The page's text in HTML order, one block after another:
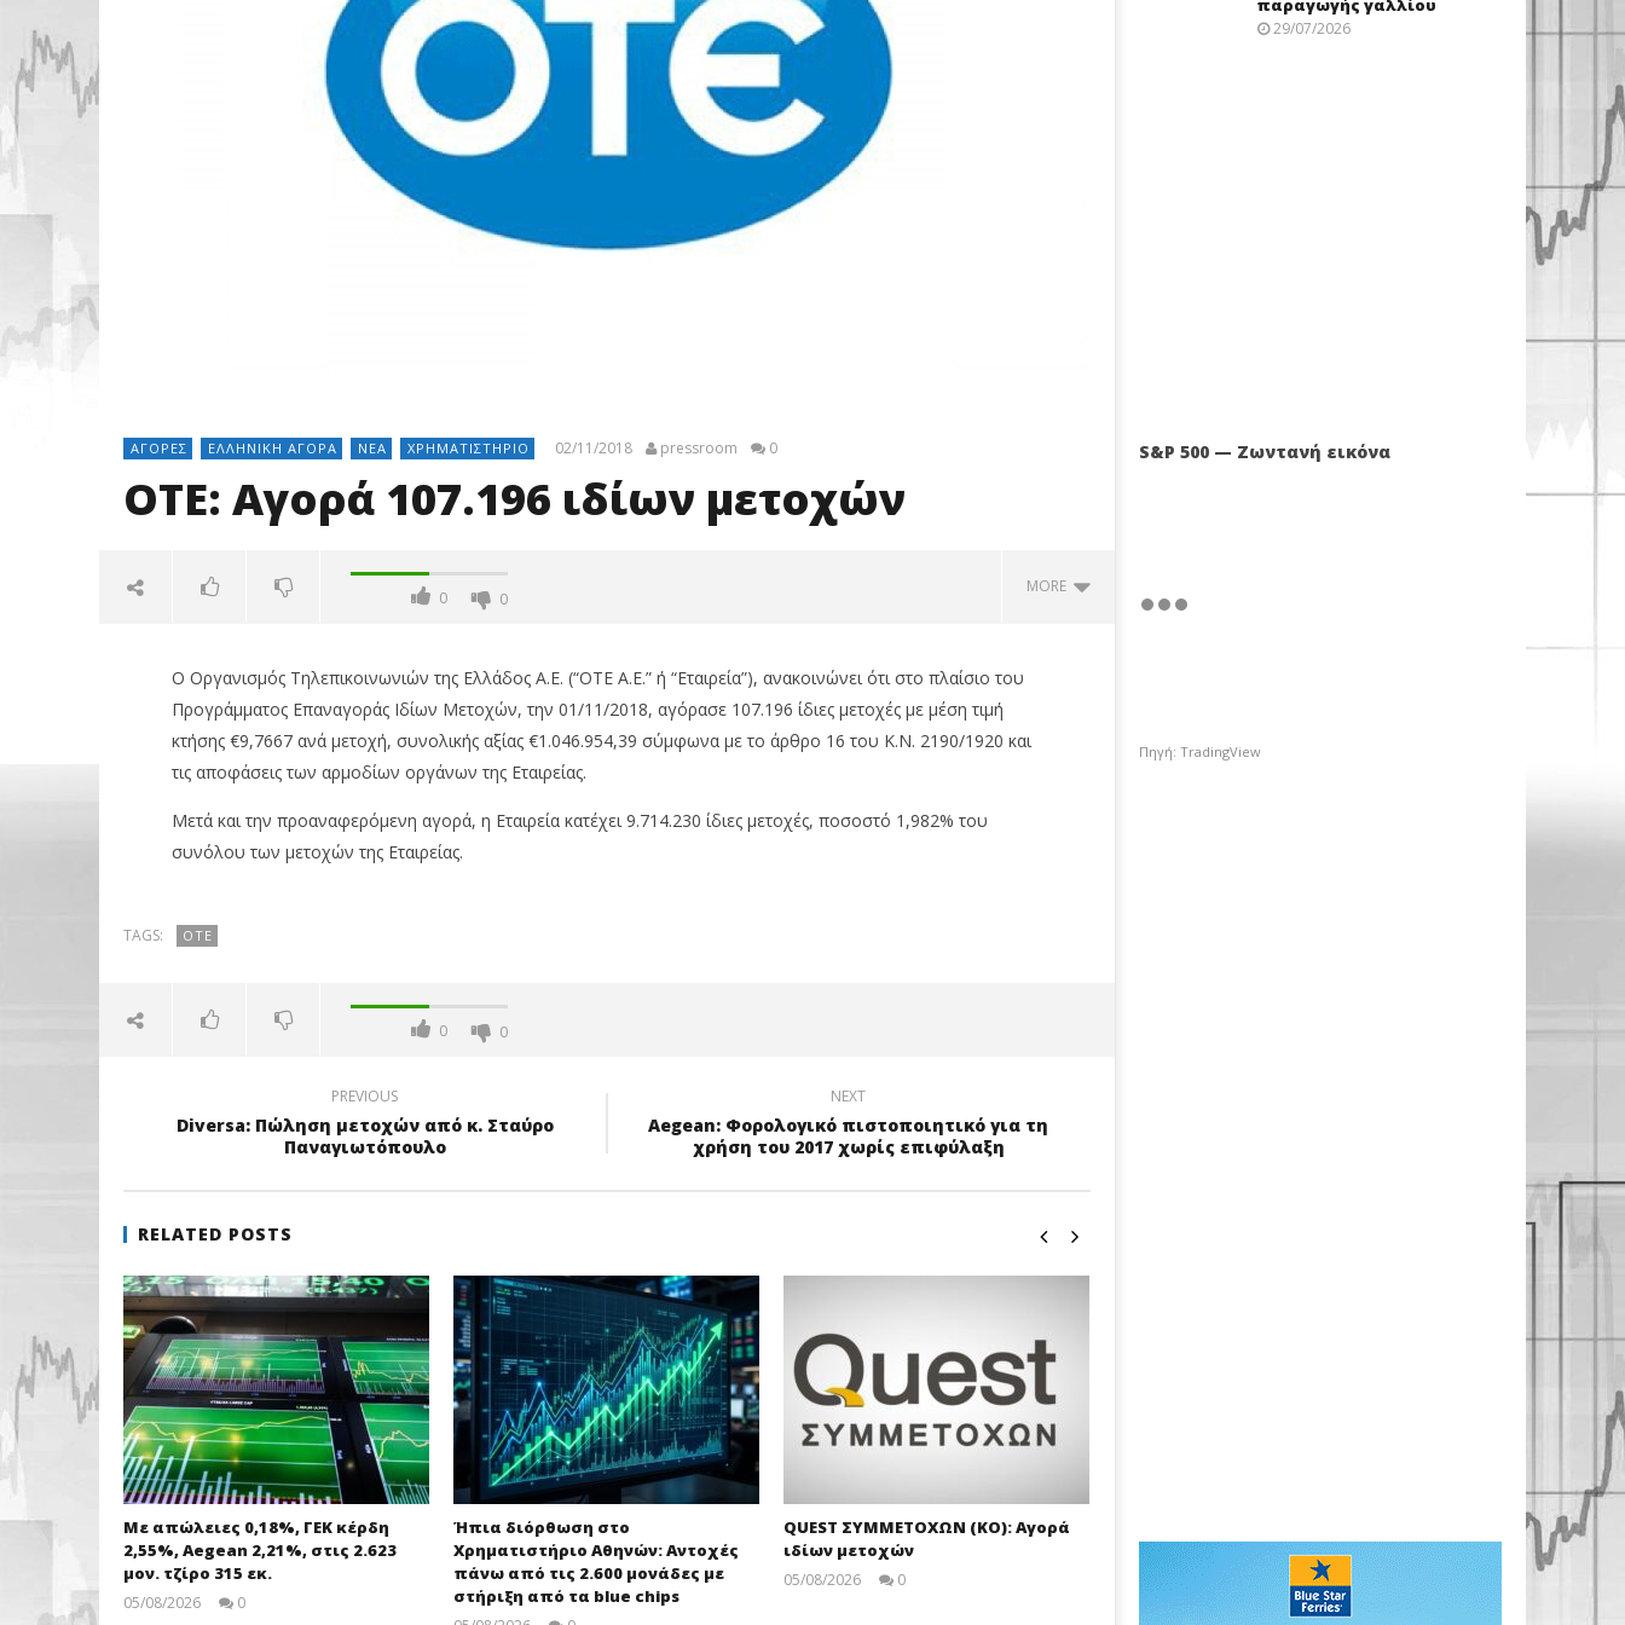
ΑΓΟΡΈΣ ΕΛΛΗΝΙΚΉ ΑΓΟΡΆ ΝΈΑ ΧΡΗΜΑΤΙΣΤΉΡΙΟ 02/11/2018 pressroom 0
ΟΤΕ: Αγορά 107.196 ιδίων μετοχών
0 0
MORE
NOW VIEWING
02/11/2018
O Οργανισμός Τηλεπικοινωνιών της Ελλάδος Α.Ε. (“ΟΤΕ Α.Ε.” ή “Εταιρεία”), ανακοινώνει ότι στο πλαίσιο του
Προγράμματος Επαναγοράς Ιδίων Μετοχών, την 01/11/2018, αγόρασε 107.196 ίδιες μετοχές με μέση τιμή
κτήσης €9,7667 ανά μετοχή, συνολικής αξίας €1.046.954,39 σύμφωνα με το άρθρο 16 του Κ.Ν. 2190/1920 και
τις αποφάσεις των αρμοδίων οργάνων της Εταιρείας.
Μετά και την προαναφερόμενη αγορά, η Εταιρεία κατέχει 9.714.230 ίδιες μετοχές, ποσοστό 1,982% του
συνόλου των μετοχών της Εταιρείας.
TAGS: ΟΤΕ
0 0
PREVIOUS
Diversa: Πώληση μετοχών από κ. Σταύρο
Παναγιωτόπουλο
NEXT
Aegean: Φορολογικό πιστοποιητικό για τη
χρήση του 2017 χωρίς επιφύλαξη
RELATED POSTS
Με απώλειες 0,18%, ΓΕΚ κέρδη
2,55%, Aegean 2,21%, στις 2.623
μον. τζίρο 315 εκ.
05/08/2026
0
Ήπια διόρθωση στο
Χρηματιστήριο Αθηνών: Αντοχές
πάνω από τις 2.600 μονάδες με
στήριξη από τα blue chips
QUEST ΣΥΜΜΕΤΟΧΩΝ (ΚΟ): Αγορά
ιδίων μετοχών
05/08/2026
0
παραγωγής γαλλίου
29/07/2026
S&P 500 — Ζωντανή εικόνα
Πηγή: TradingView